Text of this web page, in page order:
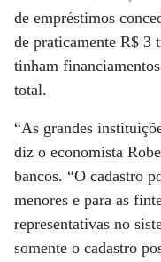
de empréstimos
de praticamente R$ 3
tinham
total.
“As grandes
diz o economista
bancos. “O cadastro
menores e para as
representativas no
somente o cadastro